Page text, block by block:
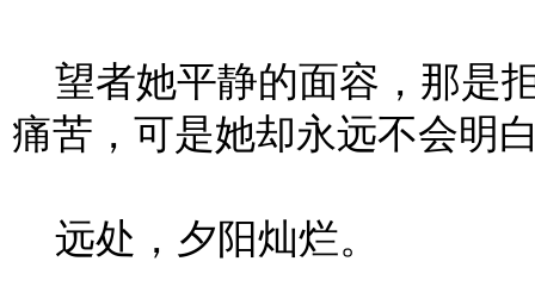
望者她平静的面容，那是
痛苦，可是她却永远不会明
远处，夕阳灿烂。